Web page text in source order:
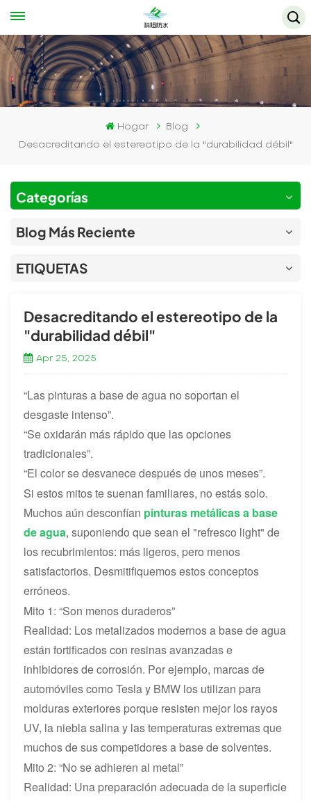
Hogar
Blog
Desacreditando el estereotipo de la "durabilidad débil"
Categorías
Blog Más Reciente
ETIQUETAS
Desacreditando el estereotipo de la
"durabilidad débil"
Apr 25, 2025
“Las pinturas a base de agua no soportan el
desgaste intenso”.
“Se oxidarán más rápido que las opciones
tradicionales”.
“El color se desvanece después de unos meses”.
Si estos mitos te suenan familiares, no estás solo.
Muchos aún desconfían pinturas metálicas a base
de agua, suponiendo que sean el "refresco light" de
los recubrimientos: más ligeros, pero menos
satisfactorios. Desmitifiquemos estos conceptos
erróneos.
Mito 1: “Son menos duraderos”
Realidad: Los metalizados modernos a base de agua
están fortificados con resinas avanzadas e
inhibidores de corrosión. Por ejemplo, marcas de
automóviles como Tesla y BMW los utilizan para
molduras exteriores porque resisten mejor los rayos
UV, la niebla salina y las temperaturas extremas que
muchos de sus competidores a base de solventes.
Mito 2: “No se adhieren al metal”
Realidad: Una preparación adecuada de la superficie